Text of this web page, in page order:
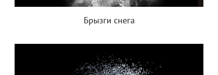
Брызги снега